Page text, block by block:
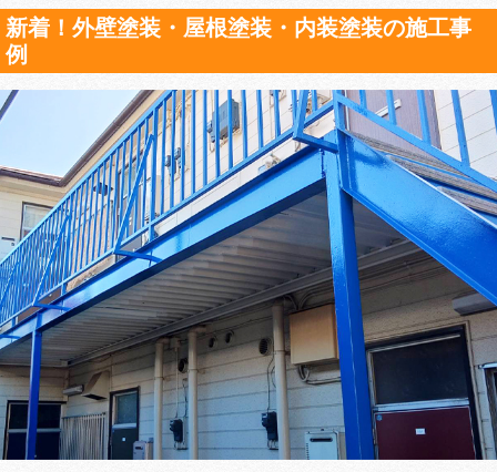
新着！外壁塗装・屋根塗装・内装塗装の施工事
例